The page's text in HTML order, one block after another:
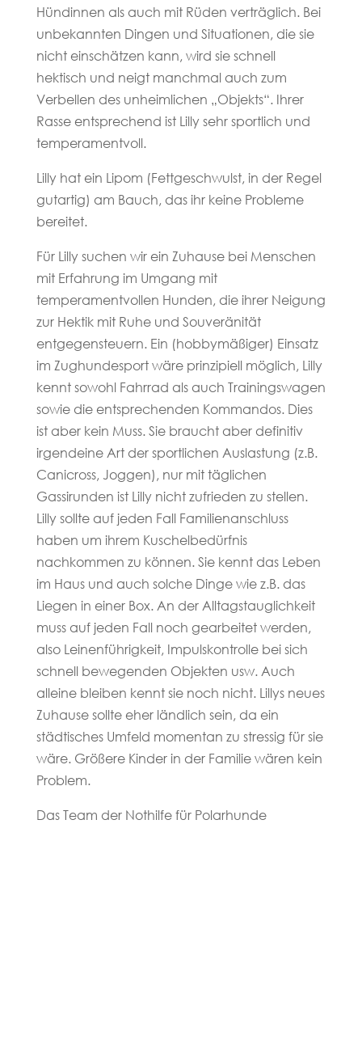
Hündinnen als auch mit Rüden verträglich. Bei
unbekannten Dingen und Situationen, die sie
nicht einschätzen kann, wird sie schnell
hektisch und neigt manchmal auch zum
Verbellen des unheimlichen „Objekts“. Ihrer
Rasse entsprechend ist Lilly sehr sportlich und
temperamentvoll.
Lilly hat ein Lipom (Fettgeschwulst, in der Regel
gutartig) am Bauch, das ihr keine Probleme
bereitet.
Für Lilly suchen wir ein Zuhause bei Menschen
mit Erfahrung im Umgang mit
temperamentvollen Hunden, die ihrer Neigung
zur Hektik mit Ruhe und Souveränität
entgegensteuern. Ein (hobbymäßiger) Einsatz
im Zughundesport wäre prinzipiell möglich, Lilly
kennt sowohl Fahrrad als auch Trainingswagen
sowie die entsprechenden Kommandos. Dies
ist aber kein Muss. Sie braucht aber definitiv
irgendeine Art der sportlichen Auslastung (z.B.
Canicross, Joggen), nur mit täglichen
Gassirunden ist Lilly nicht zufrieden zu stellen.
Lilly sollte auf jeden Fall Familienanschluss
haben um ihrem Kuschelbedürfnis
nachkommen zu können. Sie kennt das Leben
im Haus und auch solche Dinge wie z.B. das
Liegen in einer Box. An der Alltagstauglichkeit
muss auf jeden Fall noch gearbeitet werden,
also Leinenführigkeit, Impulskontrolle bei sich
schnell bewegenden Objekten usw. Auch
alleine bleiben kennt sie noch nicht. Lillys neues
Zuhause sollte eher ländlich sein, da ein
städtisches Umfeld momentan zu stressig für sie
wäre. Größere Kinder in der Familie wären kein
Problem.
Das Team der Nothilfe für Polarhunde